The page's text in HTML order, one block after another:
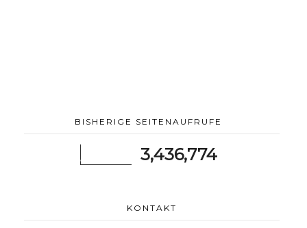
BISHERIGE SEITENAUFRUFE
3,436,774
KONTAKT